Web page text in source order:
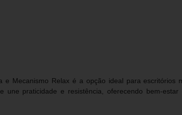
e Mecanismo Relax é a opção ideal para escritórios
une praticidade e resistência, oferecendo bem-